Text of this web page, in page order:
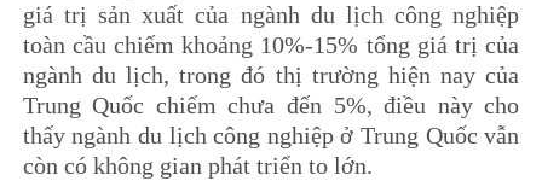
giá trị sản xuất của ngành du lịch công nghiệp
toàn cầu chiếm khoảng 10%-15% tổng giá trị của
ngành du lịch, trong đó thị trường hiện nay của
Trung Quốc chiếm chưa đến 5%, điều này cho
thấy ngành du lịch công nghiệp ở Trung Quốc vẫn
còn có không gian phát triển to lớn.